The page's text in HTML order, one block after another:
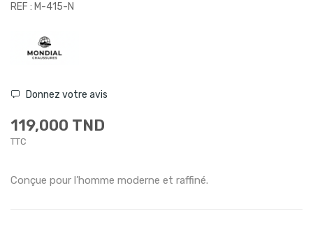
REF : M-415-N
Donnez votre avis
119,000 TND
TTC
Conçue pour l’homme moderne et raffiné.